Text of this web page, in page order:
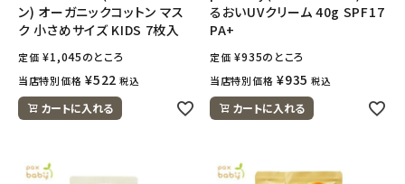
ン) オーガニックコットン マス
ク 小さめサイズ KIDS 7枚入
定価 ¥1,045のところ
当店特別価格 ¥522 税込
カートに入れる
るおいUVクリーム 40g SPF17
PA+
定価 ¥935のところ
当店特別価格 ¥935 税込
カートに入れる